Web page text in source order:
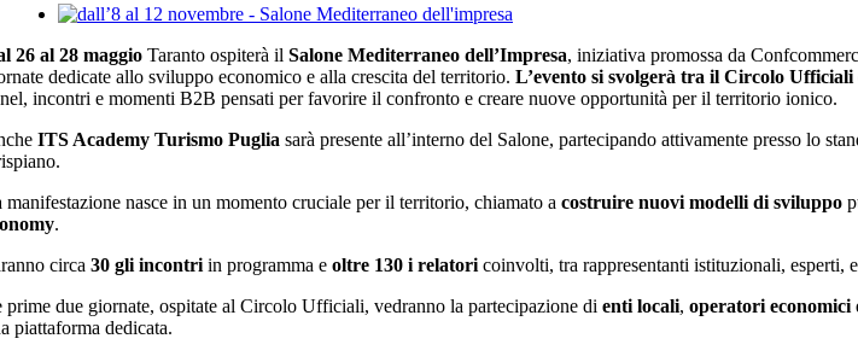
Ingrandisci
26 al 28 maggio Taranto ospiterà ilSalone Mediterraneo dell’Impresa, iniziativa promossa da
dedicate allo sviluppo economico e alla crescita del territorio.L’evento si svolgerà tra il Circolo
incontri e momenti B2B pensati per favorire il confronto e creare nuove opportunità per il territorio ionico.
ITS Academy Turismo Puglia sarà presente all’interno del Salone, partecipando attivamente presso lo
manifestazione nasce in un momento cruciale per il territorio, chiamato acostruire nuovi modelli di sviluppo
.
circa30 gli incontri in programma eoltre 130 i relatori coinvolti, tra rappresentanti istituzionali, esperti,
prime due giornate, ospitate al Circolo Ufficiali, vedranno la partecipazione dienti locali,operatori economici
piattaforma dedicata.